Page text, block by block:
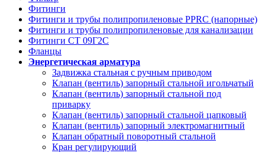
Фитинги
Фитинги и трубы полипропиленовые PPRC (напорные)
Фитинги и трубы полипропиленовые для канализации
Фитинги СТ 09Г2С
Фланцы
Энергетическая арматура
Задвижка стальная с ручным приводом
Клапан (вентиль) запорный стальной игольчатый
Клапан (вентиль) запорный стальной под
приварку
Клапан (вентиль) запорный стальной цапковый
Клапан (вентиль) запорный электромагнитный
Клапан обратный поворотный стальной
Кран регулирующий